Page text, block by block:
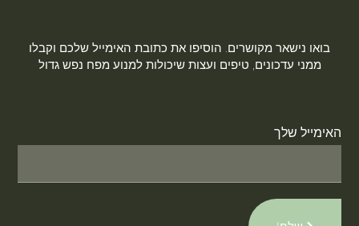
בואו נישאר מקושרים. הוסיפו את כתובת האימייל שלכם וקבלו
ממני עדכונים, טיפים ועצות שיכולות למנוע מפח נפש גדול
האימייל שלך